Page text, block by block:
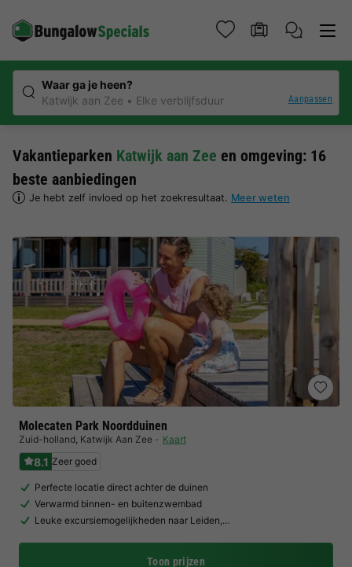
Waar ga je heen?
Katwijk aan Zee
Elke verblijfsduur Aanpassen
Vakantieparken Katwijk aan Zee en omgeving: 16
beste aanbiedingen
Je hebt zelf invloed op het zoekresultaat. Meer weten
Molecaten Park Noordduinen
Zuid-holland, Katwijk Aan Zee Kaart
8.1 Zeer goed
Perfecte locatie direct achter de duinen
Verwarmd binnen- en buitenzwembad
Leuke excursiemogelijkheden naar Leiden,…
Toon prijzen